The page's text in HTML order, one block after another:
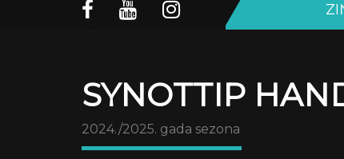
SYNOTTIP
2024./2025. gada sezona